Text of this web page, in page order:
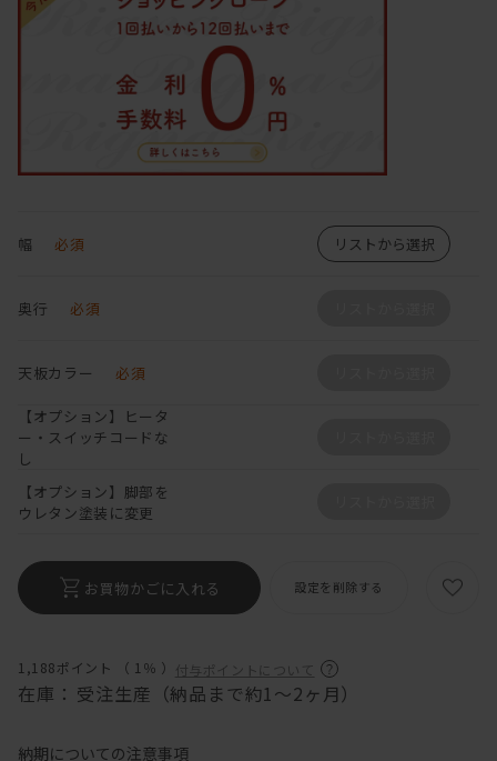
1,188ポイント （ 1％ ） 付与ポイントについて
在庫： 受注生産（納品まで約1～2ヶ月）
幅 必須 リストから選択
奥行 必須
天板カラー 必須
【オプション】ヒータ
ー・スイッチコードな
し
【オプション】脚部を
ウレタン塗装に変更
お買物かごに入れる 設定を削除する
納期についての注意事項